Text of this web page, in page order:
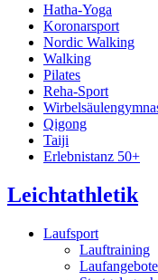
Hatha-Yoga
Koronarsport
Nordic Walking
Walking
Pilates
Reha-Sport
Qigong
Taiji
Erlebnistanz 50+
Leichtathletik
Laufsport
Lauftraining
Laufangebote